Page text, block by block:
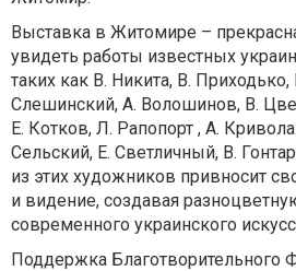
Выставка в Житомире –
увидеть работы известных
таких как В. Никита, В.
Слешинский, А. Волошинов, В.
Е. Котков, Л. Рапопорт , А.
Сельский, Е. Светличный, В.
из этих художников привносит
и видение, создавая
современного украинского
Поддержка Благотворительного